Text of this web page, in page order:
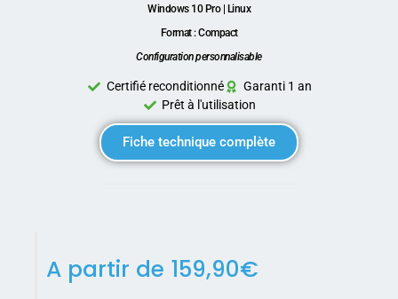
Windows 10 Pro | Linux
Format : Compact
Configuration personnalisable
Certifié reconditionné
Garanti 1 an
Prêt à l'utilisation
Fiche technique complète
A partir de 159,90€